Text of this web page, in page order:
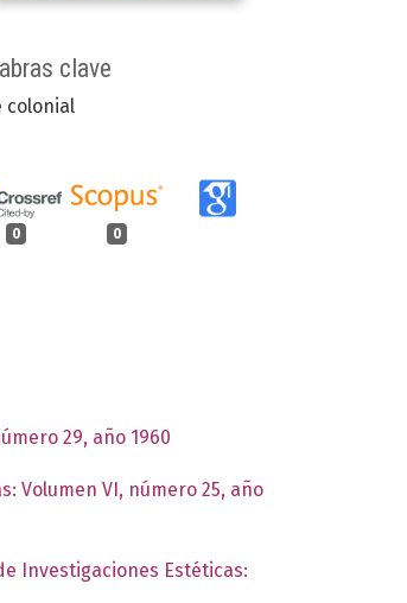
clave
colonial
0 0
29, año 1960
Volumen VI, número 25, año
Investigaciones Estéticas: